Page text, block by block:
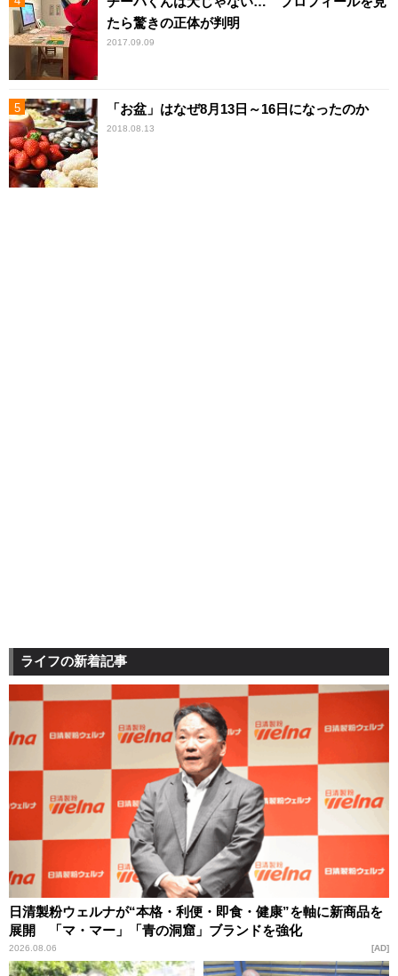
たら驚きの正体が判明
2017.09.09
「お盆」はなぜ8月13日～16日になったのか
2018.08.13
ライフの新着記事
日清製粉ウェルナが“本格・利便・即食・健康”を軸に新商品を
展開 「マ・マー」「青の洞窟」ブランドを強化
2026.08.06 AD